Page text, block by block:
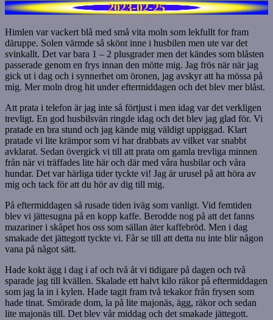
2023-02-25
Himlen var vackert blå med små vita moln som lekfullt for fram
däruppe. Solen värmde så skönt inne i husbilen men ute var det
svinkallt. Det var bara 1 – 2 plusgrader men det kändes som blåsten
passerade genom en frys innan den mötte mig. Jag frös när när jag
gick ut i dag och i synnerhet om öronen, jag avskyr att ha mössa på
mig. Mer moln drog hit under eftermiddagen och det blev mer blåst.
Att prata i telefon är jag inte så förtjust i men idag var det verkligen
trevligt. En god husbilsvän ringde idag och det blev jag glad för. Vi
pratade en bra stund och jag kände mig väldigt uppiggad. Klart
pratade vi lite krämpor som vi har drabbats av vilket var snabbt
avklarat. Sedan övergick vi till att prata om gamla trevliga minnen
från när vi träffades lite här och där med våra husbilar och våra
hundar. Det var härliga tider tyckte vi! Jag är urusel på att höra av
mig och tack för att du hör av dig till mig.
På eftermiddagen så rusade tiden iväg som vanligt. Vid femtiden
blev vi jättesugna på en kopp kaffe. Berodde nog på att det fanns
mazariner i skåpet hos oss som sällan äter kaffebröd. Men i dag
smakade det jättegott tyckte vi. Får se till att detta nu inte blir någon
vana på något sätt.
Hade kokt ägg i dag i af och två åt vi tidigare på dagen och två
sparade jag till kvällen. Skalade ett halvt kilo räkor på eftermiddagen
som jag la in i kylen. Hade tagit fram två tekakor från frysen som
hade tinat. Smörade dom, la på lite majonäs, ägg, räkor och sedan
lite majonäs till. Det blev vår middag och det smakade jättegott.